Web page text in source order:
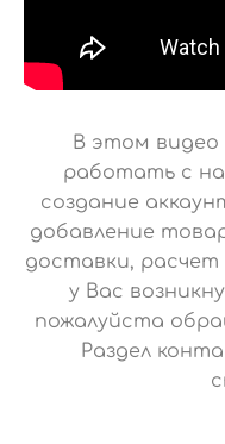
В этом видео
работать с
создание
добавление
доставки,
у Вас
пожалуйста
Раздел